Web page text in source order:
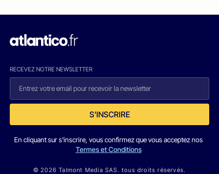
RECEVEZ NOTRE NEWSLETTER
S'INSCRIRE
En cliquant sur s'inscrire, vous confirmez que vous acceptez nos
Termes et Conditions
© 2026 Talmont Media SAS. tous droits réservés.